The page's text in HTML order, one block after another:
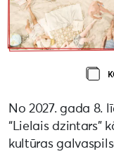
No 2027. gada 8.
“Lielais dzintars”
kultūras